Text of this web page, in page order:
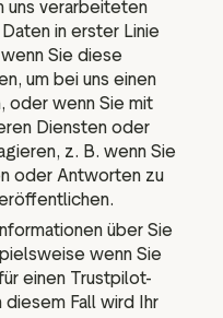
uns verarbeiteten
in erster Linie
Sie diese
um bei uns einen
oder wenn Sie mit
Diensten oder
z. B. wenn Sie
oder Antworten zu
über Sie
wenn Sie
einen Trustpilot-
Fall wird Ihr